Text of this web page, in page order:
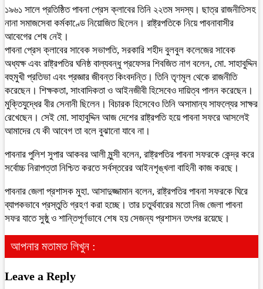
১৯৬১ সালে প্রতিষ্ঠিত পাবনা প্রেস ক্লাবের তিনি ২২তম সদস্য। ছাত্র রাজনীতিসহ
নানা সমাজসেবা কর্মকাণ্ডে নিয়োজিত ছিলেন। রাষ্ট্রপতিকে নিয়ে পাবনাবাসীর
আবেগের শেষ নেই।
পাবনা প্রেস ক্লাবের সাবেক সভাপতি, সরকারি শহীদ বুলবুল কলেজের সাবেক
অধ্যক্ষ এবং রাষ্ট্রপতির ঘনিষ্ঠ বাল্যবন্ধু প্রফেসর শিবজিত নাগ বলেন, মো. সাহাবুদ্দিন
বহুমুখী প্রতিভা এবং প্রজ্ঞার জীবন্ত কিংবদন্তি। তিনি তৃণমূল থেকে রাজনীতি
করেছেন। শিক্ষকতা, সাংবাদিকতা ও আইনজীবী হিসেবেও দায়িত্ব পালন করেছেন।
মুক্তিযুদ্ধের বীর সেনানী ছিলেন। বিচারক হিসেবেও তিনি অসামান্য সাফল্যের সাক্ষর
রেখেছেন। সেই মো. সাহাবুদ্দিন আজ দেশের রাষ্ট্রপতি হয়ে পাবনা সফরে আসলেই
আমাদের যে কী আবেগ তা বলে বুঝানো যাবে না।
পাবনার পুলিশ সুপার আকবর আলী মুন্সী বলেন, রাষ্ট্রপতির পাবনা সফরকে কেন্দ্র করে
সর্বোচ্চ নিরাপত্তা নিশ্চিত করতে সর্বস্তরের আইনশৃঙ্খলা বাহিনী কাজ করছে।
পাবনার জেলা প্রশাসক মুহা. আসাদুজ্জামান বলেন, রাষ্ট্রপতির পাবনা সফরকে ঘিরে
ব্যাপকভাবে প্রস্তুতি গ্রহণ করা হচ্ছে। তার চতুর্থবারের মতো নিজ জেলা পাবনা
সফর যাতে সুষ্ঠু ও শান্তিপূর্ণভাবে শেষ হয় সেজন্য প্রশাসন তৎপর রয়েছে।
আপনার মতামত লিখুন :
Leave a Reply